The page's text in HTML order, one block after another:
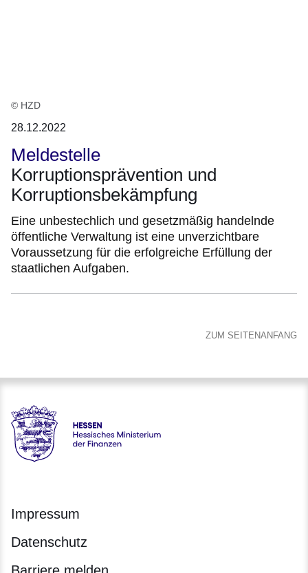
© HZD
28.12.2022
Meldestelle
Korruptionsprävention und
Korruptionsbekämpfung
Eine unbestechlich und gesetzmäßig handelnde
öffentliche Verwaltung ist eine unverzichtbare
Voraussetzung für die erfolgreiche Erfüllung der
staatlichen Aufgaben.
ZUM SEITENANFANG
Hessen - Hessisches Ministerium der Finanzen
Impressum
Datenschutz